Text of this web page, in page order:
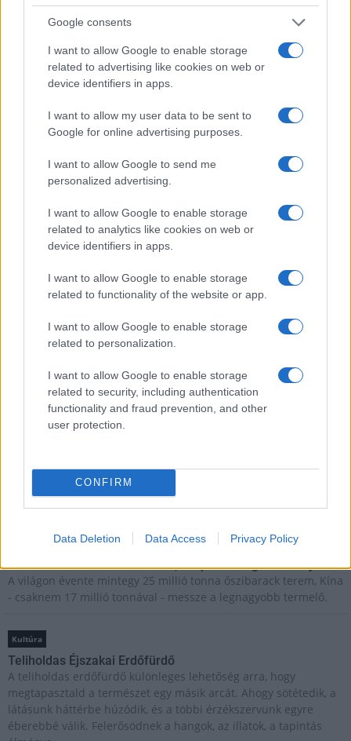
Google consents
I want to allow Google to enable storage
related to advertising like cookies on web or
device identifiers in apps.
I want to allow my user data to be sent to
Google for online advertising purposes.
I want to allow Google to send me
personalized advertising.
I want to allow Google to enable storage
related to analytics like cookies on web or
device identifiers in apps.
I want to allow Google to enable storage
related to functionality of the website or app.
I want to allow Google to enable storage
related to personalization.
I want to allow Google to enable storage
related to security, including authentication
functionality and fraud prevention, and other
user protection.
CONFIRM
Data Deletion Data Access Privacy Policy
felhasználta az emberiség a Föld egész
évre elegendő erőforrásait
Aktuális
Open Orfű: mozgás, zene, közösség
HÍRLEVÉL
E-mail cím
Feliratkozom a hírlevélre és elfogadom az
adatvédelmi
szabályzatot!
FELIRATKOZÁS
Brandnyúl mini disco
Ilyen még nem volt: most a gyerkőcök bulizhatnak a Káptalan
Kertben!
Helyi hírek
Beindult az őszibarackszezon, szeptemberig élvezhetjük
A világon évente mintegy 25 millió tonna őszibarack terem, Kína
- csaknem 17 millió tonnával - messze a legnagyobb termelő.
Kultúra
Teliholdas Éjszakai Erdőfürdő
A teliholdas erdőfürdő különleges lehetőség arra, hogy
megtapasztald a természet egy másik arcát. Ahogy sötétedik, a
látásunk háttérbe húzódik, és a többi érzékszervünk egyre
éberebbé válik. Felerősödnek a hangok, az illatok, a tapintás